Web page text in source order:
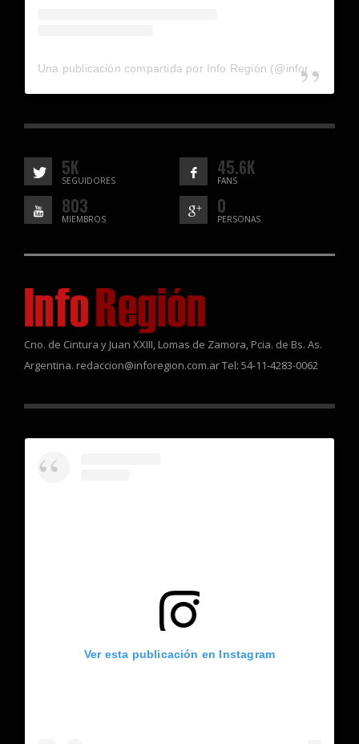
5K
SEGUIDORES
45.6K
FANS
803
MIEMBROS
0
PERSONAS
Cno. de Cintura y Juan XXIII, Lomas de Zamora, Pcia. de Bs. As.
Argentina. redaccion@inforegion.com.ar Tel: 54-11-4283-0062
Ver esta publicación en Instagram